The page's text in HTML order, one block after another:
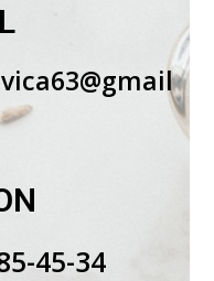
45-34